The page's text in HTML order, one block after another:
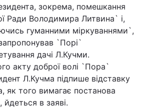
зокрема, помешкання
Ради Володимира Литвина` і,
гуманними міркуваннями`,
`Порі`
дачі Л.Кучми.
акту доброї волі `Пора`
Л.Кучма підпише відставку
як того вимагає постанова
в заяві.